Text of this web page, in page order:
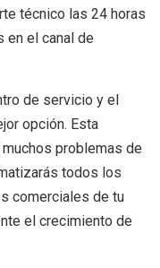
técnico las 24 horas
el canal de
de servicio y el
opción. Esta
problemas de
todos los
comerciales de tu
el crecimiento de